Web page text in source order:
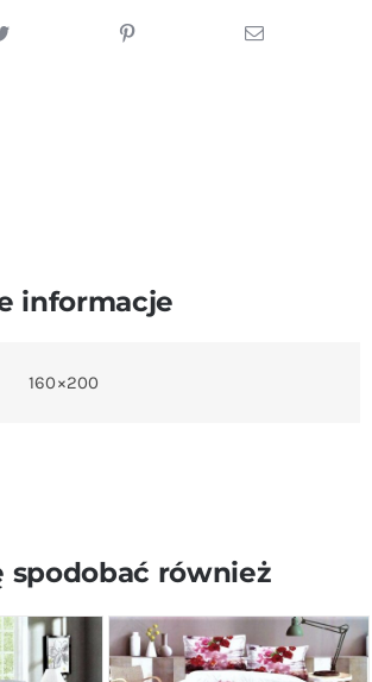
informacje
160×200
spodobać również